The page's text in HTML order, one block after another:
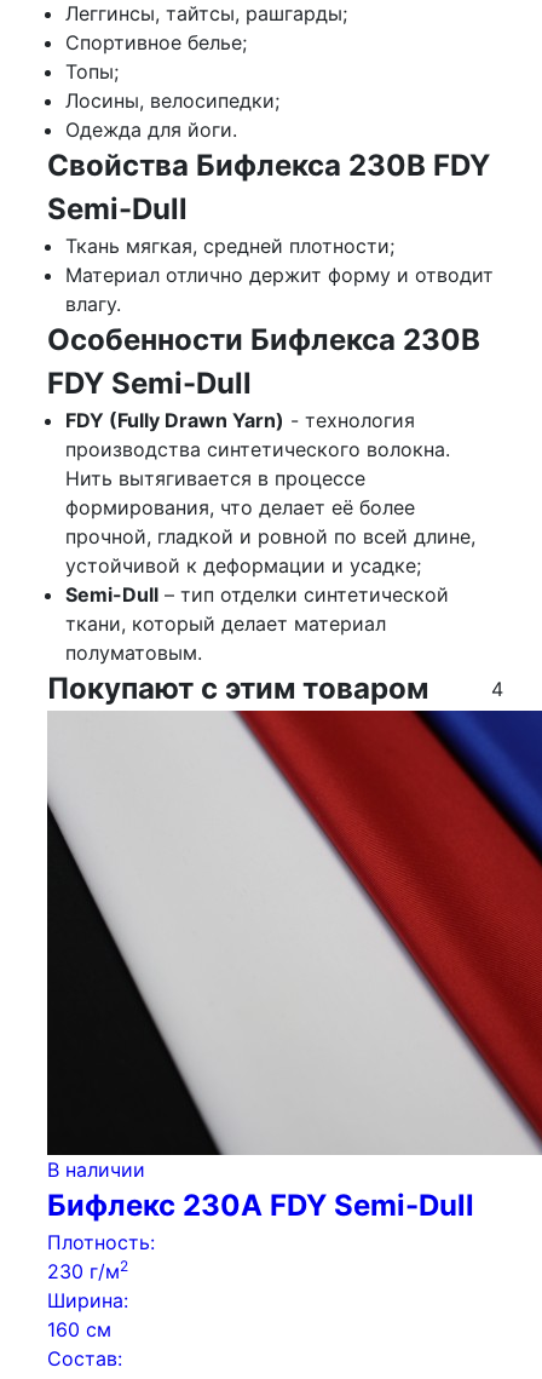
Леггинсы, тайтсы, рашгарды;
Спортивное белье;
Топы;
Лосины, велосипедки;
Одежда для йоги.
Свойства Бифлекса 230B FDY
Semi-Dull
Ткань мягкая, средней плотности;
Материал отлично держит форму и отводит
влагу.
Особенности Бифлекса 230B
FDY Semi-Dull
FDY (Fully Drawn Yarn) - технология
производства синтетического волокна.
Нить вытягивается в процессе
формирования, что делает её более
прочной, гладкой и ровной по всей длине,
устойчивой к деформации и усадке;
Semi-Dull – тип отделки синтетической
ткани, который делает материал
полуматовым.
Покупают с этим товаром 4
В наличии
Бифлекс 230А FDY Semi-Dull
Плотность:
230 г/м2
Ширина:
160 см
Состав: